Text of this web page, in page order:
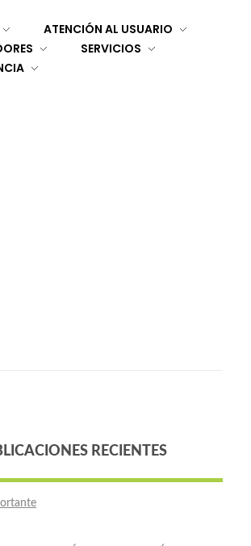
ATENCIÓN AL USUARIO
SERVICIOS
RECIENTES